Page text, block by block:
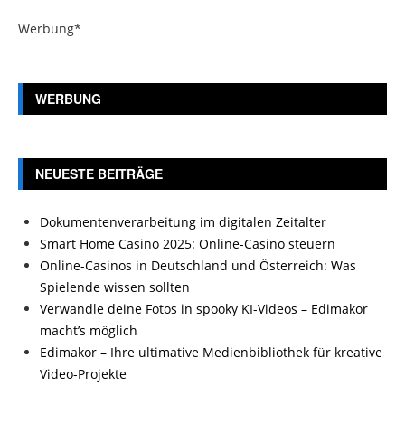
Werbung*
WERBUNG
NEUESTE BEITRÄGE
Dokumentenverarbeitung im digitalen Zeitalter
Smart Home Casino 2025: Online-Casino steuern
Online-Casinos in Deutschland und Österreich: Was
Spielende wissen sollten
Verwandle deine Fotos in spooky KI-Videos – Edimakor
macht’s möglich
Edimakor – Ihre ultimative Medienbibliothek für kreative
Video-Projekte